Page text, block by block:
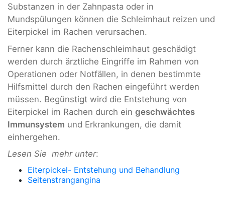
Substanzen in der Zahnpasta oder in
Mundspülungen können die Schleimhaut reizen und
Eiterpickel im Rachen verursachen.
Ferner kann die Rachenschleimhaut geschädigt
werden durch ärztliche Eingriffe im Rahmen von
Operationen oder Notfällen, in denen bestimmte
Hilfsmittel durch den Rachen eingeführt werden
müssen. Begünstigt wird die Entstehung von
Eiterpickel im Rachen durch ein geschwächtes
Immunsystem und Erkrankungen, die damit
einhergehen.
Lesen Sie mehr unter:
Eiterpickel- Entstehung und Behandlung
Seitenstrangangina